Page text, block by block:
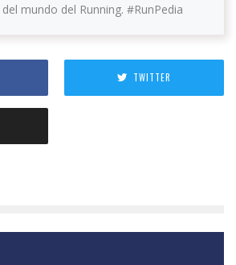
mundo del Running. #RunPedia
TWITTER